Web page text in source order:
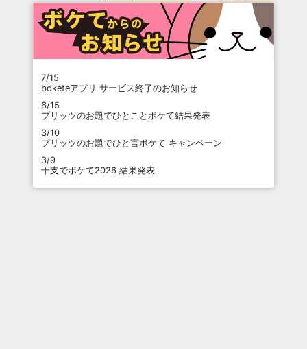
7/15
boketeアプリ サービス終了のお知らせ
6/15
プリッツのお題でひとことボケて結果発表
3/10
プリッツのお題でひと言ボケて キャンペーン
3/9
干支でボケて2026 結果発表